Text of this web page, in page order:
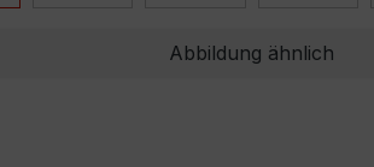
Abbildung ähnlich